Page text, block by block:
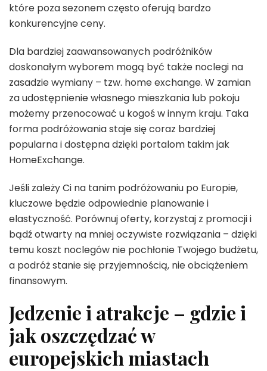
które poza sezonem często oferują bardzo
konkurencyjne ceny.
Dla bardziej zaawansowanych podróżników
doskonałym wyborem mogą być także noclegi na
zasadzie wymiany – tzw. home exchange. W zamian
za udostępnienie własnego mieszkania lub pokoju
możemy przenocować u kogoś w innym kraju. Taka
forma podróżowania staje się coraz bardziej
popularna i dostępna dzięki portalom takim jak
HomeExchange.
Jeśli zależy Ci na tanim podróżowaniu po Europie,
kluczowe będzie odpowiednie planowanie i
elastyczność. Porównuj oferty, korzystaj z promocji i
bądź otwarty na mniej oczywiste rozwiązania – dzięki
temu koszt noclegów nie pochłonie Twojego budżetu,
a podróż stanie się przyjemnością, nie obciążeniem
finansowym.
Jedzenie i atrakcje – gdzie i
jak oszczędzać w
europejskich miastach